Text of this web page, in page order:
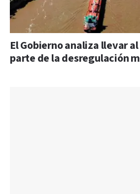
El Gobierno analiza llevar
parte de la desregulación